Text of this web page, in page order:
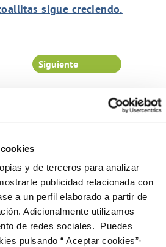
y de terceros para analizar
publicidad relacionada con
a un perfil elaborado a partir de
Adicionalmente utilizamos
de redes sociales. Puedes
pulsando “ Aceptar cookies”·
sigue creciendo.
Página 90 de 102
Siguiente